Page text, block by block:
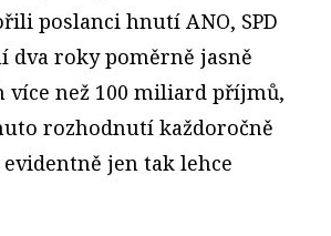
poslanci hnutí ANO, SPD
dva roky poměrně jasně
více než 100 miliard příjmů,
rozhodnutí každoročně
jen tak lehce